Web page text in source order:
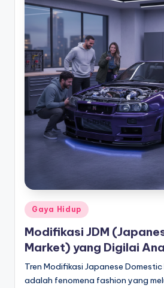
Posted
in
Gaya Hidup
Modifikasi JDM
Market) yang Digilai
Tren Modifikasi Japanese
adalah fenomena fashion yang